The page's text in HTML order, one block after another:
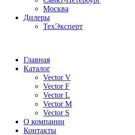
Москва
Дилеры
ТехЭксперт
Главная
Каталог
Vector V
Vector F
Vector L
Vector M
Vector S
О компании
Контакты